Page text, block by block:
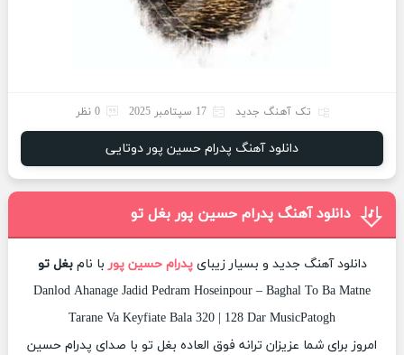
تک آهنگ جدید 17 سپتامبر 2025 0 نظر
دانلود آهنگ پدرام حسین پور دوتایی
دانلود آهنگ پدرام حسین پور بغل تو
دانلود آهنگ جدید و بسیار زیبایپدرام حسین پور با نامبغل تو
Danlod Ahanage Jadid Pedram Hoseinpour – Baghal To Ba Matne
Tarane Va Keyfiate Bala 320 | 128 Dar MusicPatogh
امروز برای شما عزیزان ترانه فوق العاده بغل تو با صدای پدرام حسین